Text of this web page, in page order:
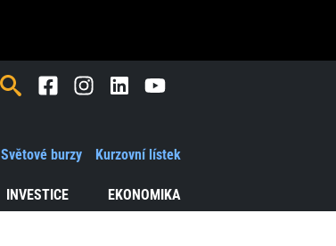
INVESTICE EKONOMIKA
Světové burzy Kurzovní lístek
FacebookInstagramLinkedInYoutube